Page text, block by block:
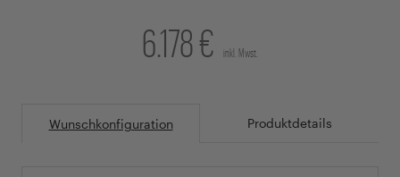
6.178 € inkl. Mwst.
Wunschkonfiguration Produktdetails